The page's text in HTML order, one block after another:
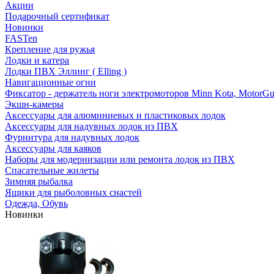
Акции
Подарочный сертификат
Новинки
FASTen
Крепление для ружья
Лодки и катера
Лодки ПВХ Эллинг ( Elling )
Навигационные огни
Фиксатор - держатель ноги электромоторов Minn Kota,
Экшн-камеры
Аксессуары для алюминиевых и пластиковых лодок
Аксессуары для надувных лодок из ПВХ
Фурнитура для надувных лодок
Аксессуары для каяков
Наборы для модернизации или ремонта лодок из ПВХ
Спасательные жилеты
Зимняя рыбалка
Ящики для рыболовных снастей
Одежда, Обувь
Новинки